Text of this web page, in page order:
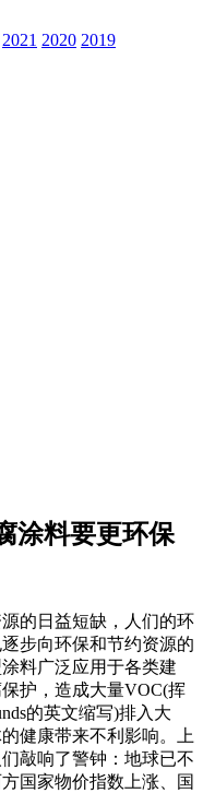
2021 2020 2019
涂料要更环保
的日益短缺，人们的环
步向环保和节约资源的
料广泛应用于各类建
护，造成大量VOC(挥
的英文缩写)排入大
健康带来不利影响。上
敲响了警钟：地球已不
国家物价指数上涨、国